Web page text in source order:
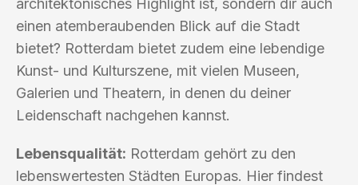
architektonisches Highlight ist, sondern dir auch
einen atemberaubenden Blick auf die Stadt
bietet? Rotterdam bietet zudem eine lebendige
Kunst- und Kulturszene, mit vielen Museen,
Galerien und Theatern, in denen du deiner
Leidenschaft nachgehen kannst.
Lebensqualität: Rotterdam gehört zu den
lebenswertesten Städten Europas. Hier findest